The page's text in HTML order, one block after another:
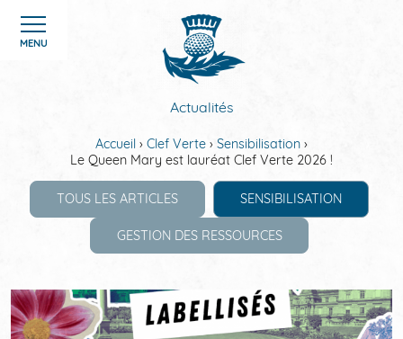
MENU
CHAMBRES
OFFRES
Actualités
Accueil Clef Verte
Sensibilisation
Le Queen Mary est lauréat Clef Verte 2026 !
TOUS LES ARTICLES SENSIBILISATION
GESTION DES RESSOURCES
Panneau de gestion des cookies